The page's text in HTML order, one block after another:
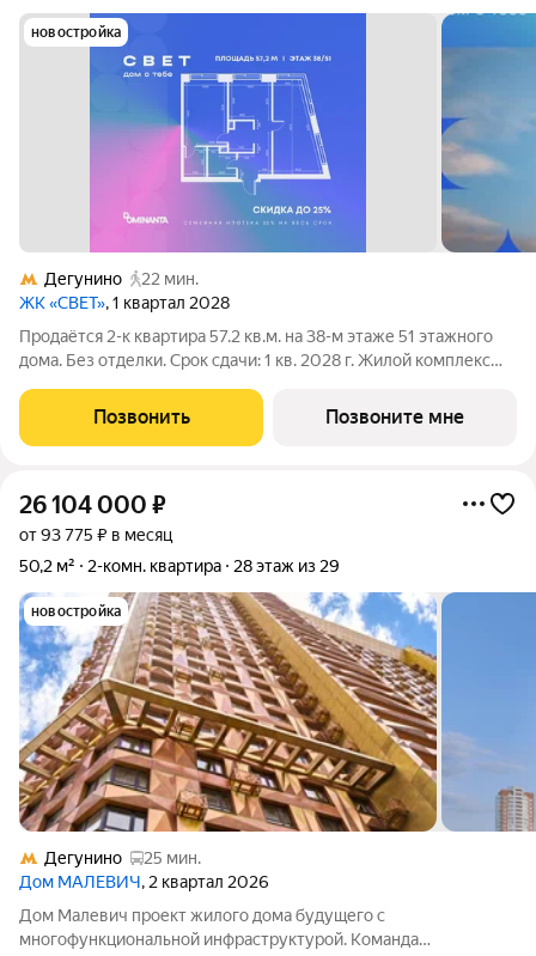
новостройка
Дегунино
22 мин.
ЖК «СВЕТ», 1 квартал 2028
Продаётся 2-к квартира 57.2 кв.м. на 38-м этаже 51 этажного
дома. Без отделки. Срок сдачи: 1 кв. 2028 г. Жилой комплекс
архитектурного изящества, созданное девелопером
Dominanta в сотрудничестве с известным
Позвонить Позвоните мне
26 104 000 ₽
от 93 775 ₽ в месяц
50,2 м²
2-комн. квартира 28 этаж из 29
новостройка
Дегунино
25 мин.
Дом МАЛЕВИЧ, 2 квартал 2026
Дом Малевич проект жилого дома будущего с
многофункциональной инфраструктурой. Команда